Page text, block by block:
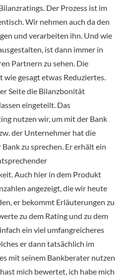
Der Prozess ist im
Wir nehmen auch da den
und verarbeiten ihn. Und wie
ist dann immer in
Partnern zu sehen. Die
gesagt etwas Reduziertes.
Seite die Bilanzbonität
eingeteilt. Das
nutzen wir, um mit der Bank
der Unternehmer hat die
zu sprechen. Er erhält ein
Auch hier in dem Produkt
angezeigt, die wir heute
er bekommt Erläuterungen zu
zu dem Rating und zu dem
ein viel umfangreicheres
er dann tatsächlich im
mit seinem Bankberater nutzen
mich bewertet, ich habe mich